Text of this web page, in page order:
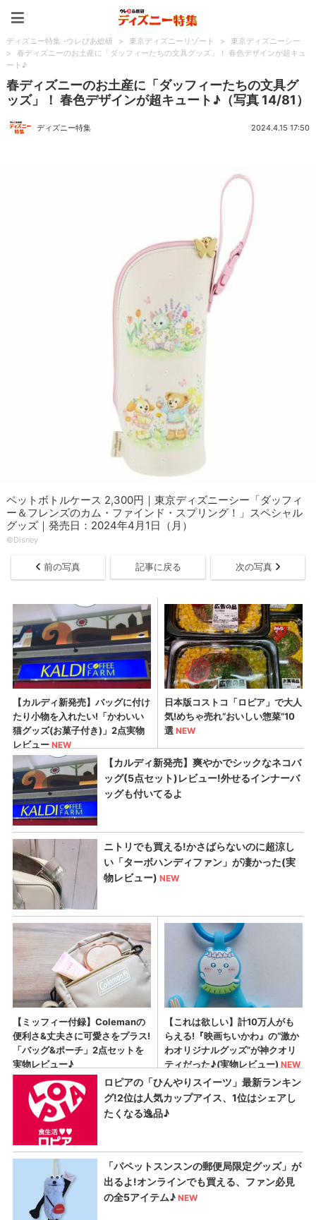
ディズニー特集 -ウレぴあ総研 > 東京ディズニーリゾート >
東京ディズニーシー
>
春ディズニーのお土産に「ダッフィーたちの文具グッズ」！ 春色デザインが超キュ
ート♪
春ディズニーのお土産に「ダッフィーたちの文具グ
ッズ」！ 春色デザインが超キュート♪（写真 14/81）
ディズニー特集 2024.4.15 17:50
ペットボトルケース 2,300円｜東京ディズニーシー「ダッフィ
ー＆フレンズのカム・ファインド・スプリング！」スペシャル
グッズ｜発売日：2024年4月1日（月）
©Disney
前の写真 記事に戻る 次の写真